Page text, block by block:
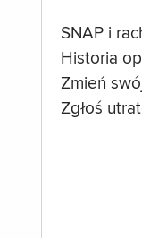
SNAP i
Historia
Zmień
Zgłoś